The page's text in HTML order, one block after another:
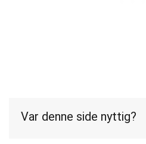
Var denne side nyttig?